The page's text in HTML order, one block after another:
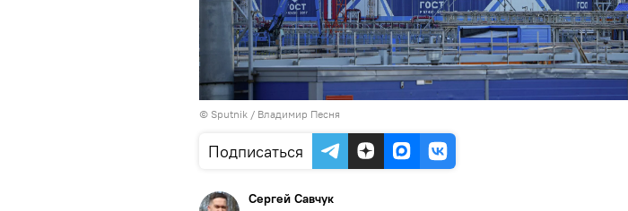
© Sputnik / Владимир Песня
Подписаться
Сергей Савчук